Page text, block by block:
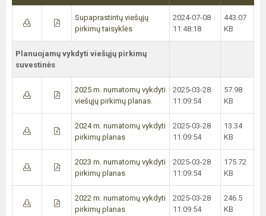
Supaprastintų viešųjų
pirkimų taisyklės
2024-07-08
11:48:18
443.07
KB
Planuojamų vykdyti viešųjų pirkimų
suvestinės
2025 m. numatomų vykdyti
viešųjų pirkimų planas.
2025-03-28
11:09:54
57.98
KB
2024 m. numatomų vykdyti
pirkimų planas
2025-03-28
11:09:54
13.34
KB
2023 m. numatomų vykdyti
pirkimų planas
2025-03-28
11:09:54
175.72
KB
2022 m. numatomų vykdyti
pirkimų planas
2025-03-28
11:09:54
246.5
KB